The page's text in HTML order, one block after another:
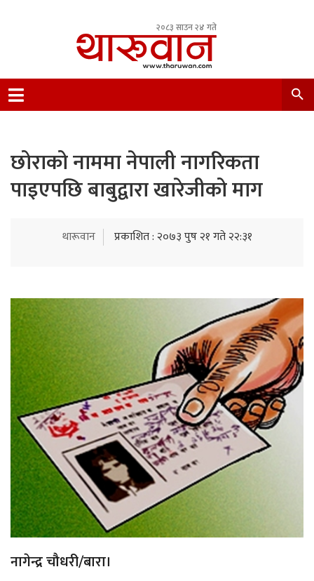
२०८३ साउन २४ गते
Nepal.
छोराको नाममा नेपाली नागरिकता
पाइएपछि बाबुद्वारा खारेजीको माग
थारूवान प्रकाशित : २०७३ पुष २१ गते २२:३१
नागेन्द्र चौधरी/बारा।